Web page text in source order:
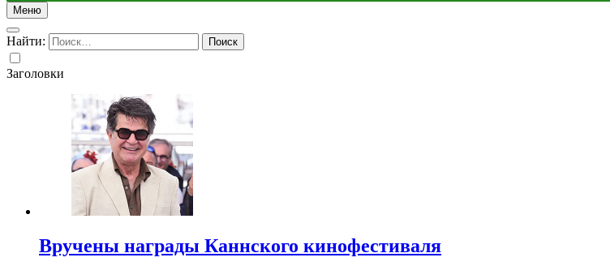
Меню
Найти:
Заголовки
Вручены награды Каннского кинофестиваля